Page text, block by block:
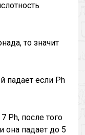
то значит
падает если Ph
Ph, после того
падает до 5